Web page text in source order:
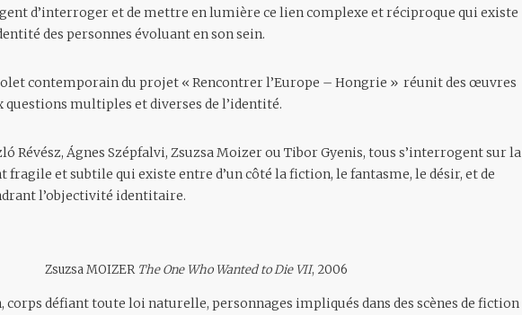
d’interroger et de mettre en lumière ce lien complexe et réciproque qui existe
des personnes évoluant en son sein.
contemporain du projet « Rencontrer l’Europe – Hongrie » réunit des œuvres
questions multiples et diverses de l’identité.
Révész, Ágnes Szépfalvi, Zsuzsa Moizer ou Tibor Gyenis, tous s’interrogent sur la
et subtile qui existe entre d’un côté la fiction, le fantasme, le désir, et de
l’objectivité identitaire.
Zsuzsa MOIZER The One Who Wanted to Die VII, 2006
défiant toute loi naturelle, personnages impliqués dans des scènes de fiction